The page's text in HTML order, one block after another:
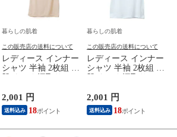
暮らしの肌着
この販売店の送料について
レディース インナー
シャツ 半袖 2枚組 素
り インナーシャツ
パッド付き 春夏 汗
染み 防止 汗 対策 綿
2,001 円
送料込み 18
暮らしの肌着
この販売店の送料について
レディース インナー
シャツ 半袖 2枚組 素
り インナーシャツ
パッド付き 春夏 汗
染み 防止 汗 対策 綿
2,001 円
送料込み 18